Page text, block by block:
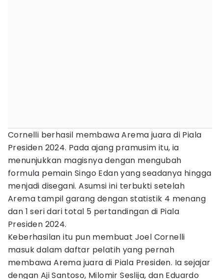
Cornelli berhasil membawa Arema juara di Piala
Presiden 2024. Pada ajang pramusim itu, ia
menunjukkan magisnya dengan mengubah
formula pemain Singo Edan yang seadanya hingga
menjadi disegani. Asumsi ini terbukti setelah
Arema tampil garang dengan statistik 4 menang
dan 1 seri dari total 5 pertandingan di Piala
Presiden 2024.
Keberhasilan itu pun membuat Joel Cornelli
masuk dalam daftar pelatih yang pernah
membawa Arema juara di Piala Presiden. Ia sejajar
dengan Aji Santoso, Milomir Seslija, dan Eduardo